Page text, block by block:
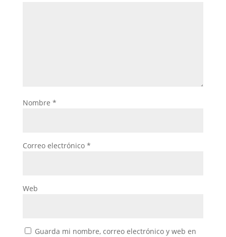
Nombre *
Correo electrónico *
Web
Guarda mi nombre, correo electrónico y web en